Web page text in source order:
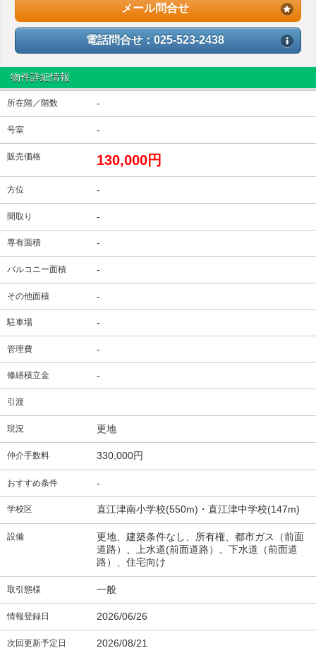
メール問合せ
電話問合せ：025-523-2438
物件詳細情報
所在階／階数 -
号室 -
販売価格 130,000円
方位 -
間取り -
専有面積 -
バルコニー面積 -
その他面積 -
駐車場 -
管理費 -
修繕積立金 -
引渡
現況 更地
仲介手数料 330,000円
おすすめ条件 -
学校区 直江津南小学校(550m)・直江津中学校(147m)
設備
更地、建築条件なし、所有権、都市ガス（前面
道路）、上水道(前面道路）、下水道（前面道
路）、住宅向け
取引態様 一般
情報登録日 2026/06/26
次回更新予定日 2026/08/21